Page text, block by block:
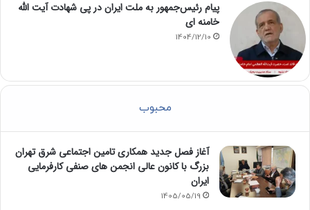
پیام رئیس‌جمهور به ملت ایران در پی شهادت آیت الله
خامنه ای
1404/12/10
محبوب
آغاز فصل جدید همکاری تامین اجتماعی شرق تهران
بزرگ با کانون عالی انجمن های صنفی کارفرمایی
ایران
1405/05/19